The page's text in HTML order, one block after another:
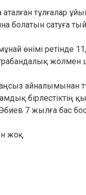
тұлғалар
болатын сатуға
өнімі ретінде
заңсыз
7 жылға бас
жоқ.